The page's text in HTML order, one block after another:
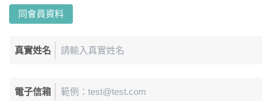
同會員資料
真實姓名
電子信箱